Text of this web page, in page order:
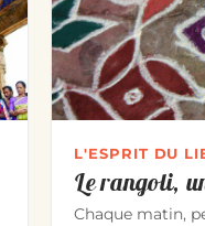
L'ESPRIT DU
Le rangoli,
Chaque matin,